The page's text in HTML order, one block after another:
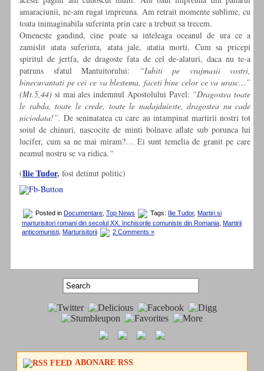
amaraciunii, ne-am rugat impreuna. Am retrait momente sublime, cu
toata inimaginabila suferinta prin care a trebuit sa trecem.
Omeneste gandind, cine poate sa inteleaga oceanul de ura ce a
zamislit atata suferinta, atata jale, atatia morti. Cum sa pricepi
spiritul de jertfa, de dragoste fata de cel de-alaturi, daca nu te-a
patruns sfatul Mantuitorului:
“Iubiti pe vrajmasii vostri,
binecuvantati pe cei ce va blestema, faceti bine celor ce va urasc…”
(Mt.5,44) si mai ales indemnul Apostolului Pavel: “Dragostea toate
le rabda, toate le crede, toate le nadajduieste, dragostea nu cade
niciodata!”.De seninatatea cu care au intampinat martirii nostri tot
soiul de chinuri, nascocite de minti bolnave aflate sub porunca lui
lucifer, cum sa ne mai miram?… Ei sunt temelia de granit pe care
neamul nostru se va ridica.“
(Ilie Tudor, fost detinut politic)
Posted in Documentare Top News Tags: Ilie Tudor, Martiri si
marturisitori romani din secolul XX. Inchisorile comuniste din Romania Martirii
anticomunisti Marturisitorii 2 Comments »
ABONARE RSS